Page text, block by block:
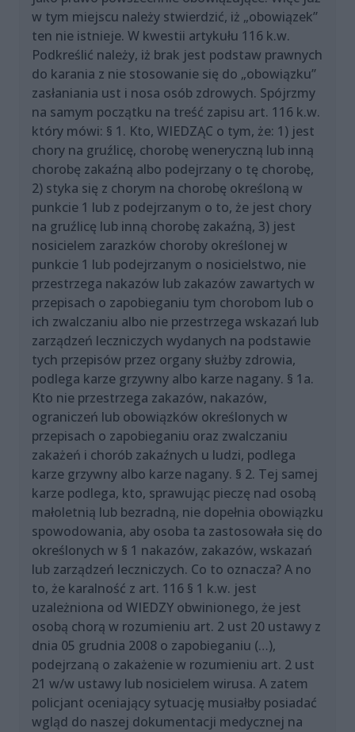
w tym miejscu należy stwierdzić, iż „obowiązek”
ten nie istnieje. W kwestii artykułu 116 k.w.
Podkreślić należy, iż brak jest podstaw prawnych
do karania z nie stosowanie się do „obowiązku”
zasłaniania ust i nosa osób zdrowych. Spójrzmy
na samym początku na treść zapisu art. 116 k.w.
który mówi: § 1. Kto, WIEDZĄC o tym, że: 1) jest
chory na gruźlicę, chorobę weneryczną lub inną
chorobę zakaźną albo podejrzany o tę chorobę,
2) styka się z chorym na chorobę określoną w
punkcie 1 lub z podejrzanym o to, że jest chory
na gruźlicę lub inną chorobę zakaźną, 3) jest
nosicielem zarazków choroby określonej w
punkcie 1 lub podejrzanym o nosicielstwo, nie
przestrzega nakazów lub zakazów zawartych w
przepisach o zapobieganiu tym chorobom lub o
ich zwalczaniu albo nie przestrzega wskazań lub
zarządzeń leczniczych wydanych na podstawie
tych przepisów przez organy służby zdrowia,
podlega karze grzywny albo karze nagany. § 1a.
Kto nie przestrzega zakazów, nakazów,
ograniczeń lub obowiązków określonych w
przepisach o zapobieganiu oraz zwalczaniu
zakażeń i chorób zakaźnych u ludzi, podlega
karze grzywny albo karze nagany. § 2. Tej samej
karze podlega, kto, sprawując pieczę nad osobą
małoletnią lub bezradną, nie dopełnia obowiązku
spowodowania, aby osoba ta zastosowała się do
określonych w § 1 nakazów, zakazów, wskazań
lub zarządzeń leczniczych. Co to oznacza? A no
to, że karalność z art. 116 § 1 k.w. jest
uzależniona od WIEDZY obwinionego, że jest
osobą chorą w rozumieniu art. 2 ust 20 ustawy z
dnia 05 grudnia 2008 o zapobieganiu (…),
podejrzaną o zakażenie w rozumieniu art. 2 ust
21 w/w ustawy lub nosicielem wirusa. A zatem
policjant oceniający sytuację musiałby posiadać
wgląd do naszej dokumentacji medycznej na